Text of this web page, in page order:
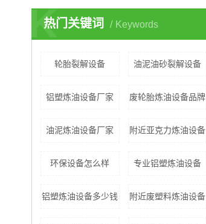
热门关键词 Keywords
K
轮胎裂解设备 油泥油砂裂解设备
铝塑炼油设备厂家 废轮胎炼油设备品牌
油泥炼油设备厂家 附近亚克力炼油设备
环保设备怎么样 专业铝塑炼油设备
铝塑炼油设备多少钱 附近废塑料炼油设备